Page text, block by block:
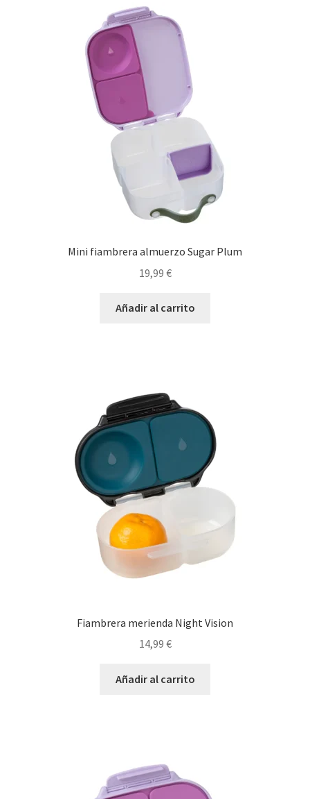
Mini fiambrera almuerzo Sugar Plum
19,99 €
Añadir al carrito
Fiambrera merienda Night Vision
14,99 €
Añadir al carrito